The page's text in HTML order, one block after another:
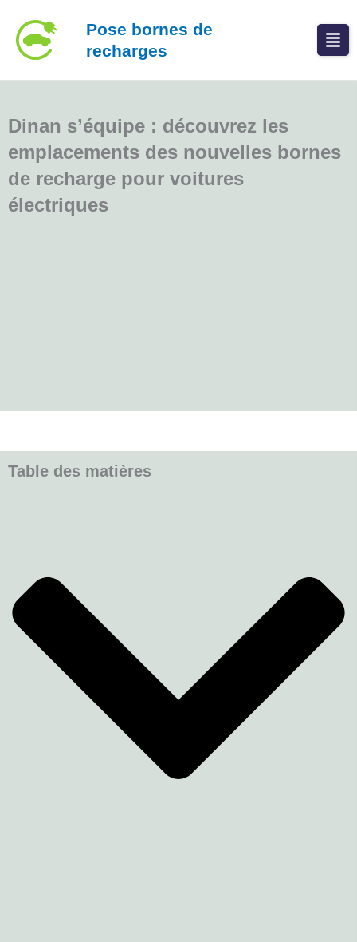
contenu
Pose bornes de
recharges
Dinan s’équipe : découvrez les
emplacements des nouvelles bornes
de recharge pour voitures
électriques
Table des matières